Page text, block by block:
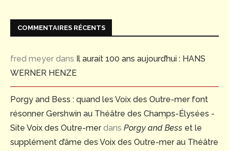
COMMENTAIRES RÉCENTS
fred meyer dans Il aurait 100 ans aujourd’hui : HANS
WERNER HENZE
Porgy and Bess : quand les Voix des Outre-mer font
résonner Gershwin au Théâtre des Champs-Élysées -
Site Voix des Outre-merdans Porgy and Bess et le
supplément d’âme des Voix des Outre-mer au Théâtre